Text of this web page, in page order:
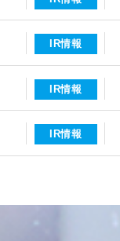
IR情報
IR情報
IR情報